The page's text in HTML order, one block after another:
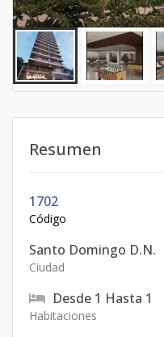
Resumen
1702
Código
Santo Domingo D.N.
Ciudad
Desde 1 Hasta 1
Habitaciones